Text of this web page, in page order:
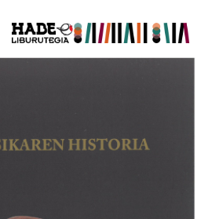
- Liburutegia